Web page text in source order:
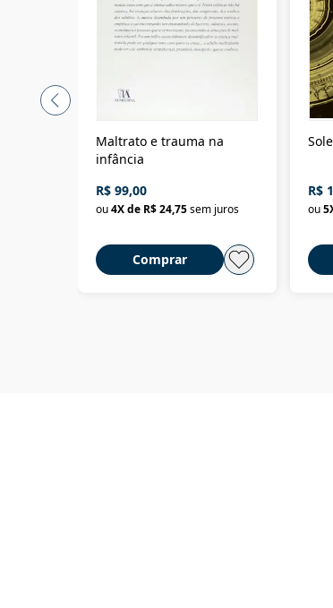
Maltrato e trauma na
infância
R$ 99,00
ou4X de R$ 24,75sem juros
Comprar
R$
ou5